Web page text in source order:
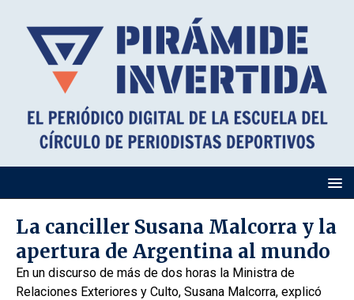
La canciller Susana Malcorra y la
apertura de Argentina al mundo
En un discurso de más de dos horas la Ministra de
Relaciones Exteriores y Culto, Susana Malcorra, explicó